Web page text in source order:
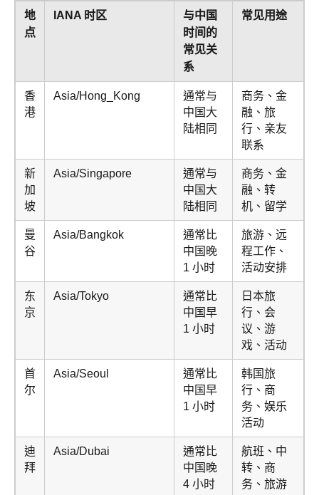
地
点
IANA 时区
与中国
时间的
常见关
系
常见用途
香
港
Asia/Hong_Kong
通常与
中国大
陆相同
商务、金
融、旅
行、亲友
联系
新
加
坡
Asia/Singapore
通常与
中国大
陆相同
商务、金
融、转
机、留学
曼
谷
Asia/Bangkok
通常比
中国晚
1 小时
旅游、远
程工作、
活动安排
东
京
Asia/Tokyo
通常比
中国早
1 小时
日本旅
行、会
议、游
戏、活动
首
尔
Asia/Seoul
通常比
中国早
1 小时
韩国旅
行、商
务、娱乐
活动
迪
拜
Asia/Dubai
通常比
中国晚
4 小时
航班、中
转、商
务、旅游